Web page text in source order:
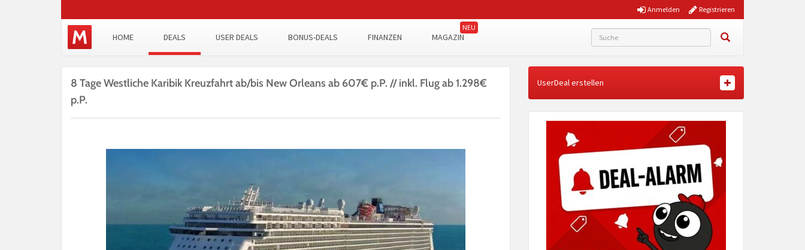
Registrieren
Anmelden
HOME DEALS USER DEALS BONUS-DEALS FINANZEN MAGAZIN
8 Tage Westliche Karibik Kreuzfahrt ab/bis New Orleans ab 607€ p.P. // inkl. Flug ab 1.298€
p.P.
UserDeal erstellen